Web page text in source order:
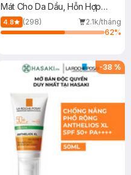
Mát Cho Da Dầu, Hỗn Hợp
400ml
4.8 (298)
2.1k/tháng
62%
-38 %